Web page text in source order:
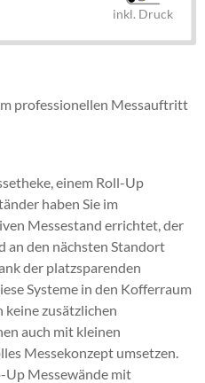
inkl. Druck
professionellen Messauftritt
einem Roll-Up
haben Sie im
Messestand errichtet, der
an den nächsten Standort
der platzsparenden
Systeme in den Kofferraum
keine zusätzlichen
auch mit kleinen
Messekonzept umsetzen.
Up Messewände mit